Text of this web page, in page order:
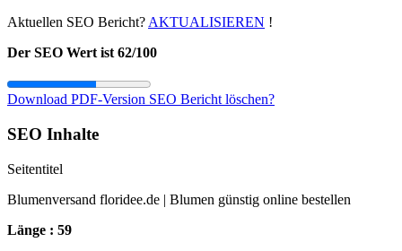
Aktuellen SEO Bericht? AKTUALISIEREN !
Der SEO Wert ist 62/100
Download PDF-Version SEO Bericht löschen?
SEO Inhalte
Seitentitel
Blumenversand floridee.de | Blumen günstig online bestellen
Länge : 59